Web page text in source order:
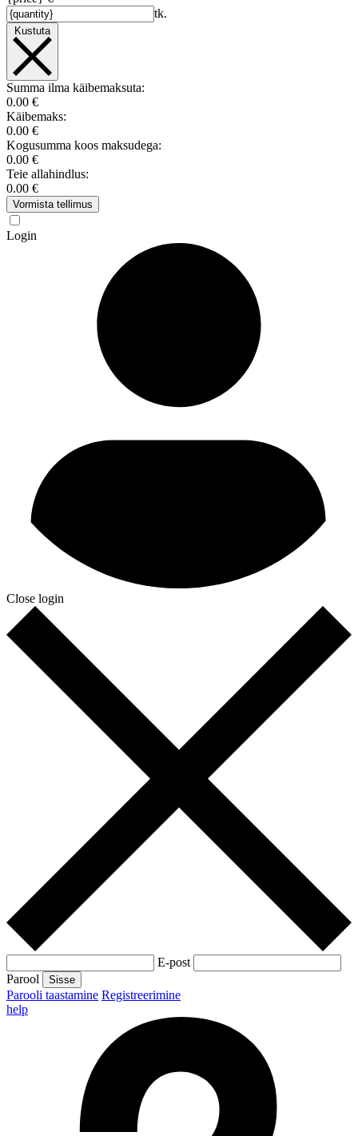
tk.
Kustuta
Summa ilma käibemaksuta:
0.00 €
Käibemaks:
0.00 €
Kogusumma koos maksudega:
0.00 €
Teie allahindlus:
0.00 €
Vormista tellimus
Login
Close login
E-post
Parool
Sisse
Parooli taastamine Registreerimine
help